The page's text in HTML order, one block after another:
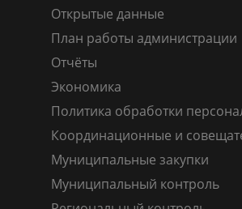
Открытые данные
План работы администрации
Отчёты
Экономика
Политика обработки
Координационные и
Муниципальные закупки
Муниципальный контроль